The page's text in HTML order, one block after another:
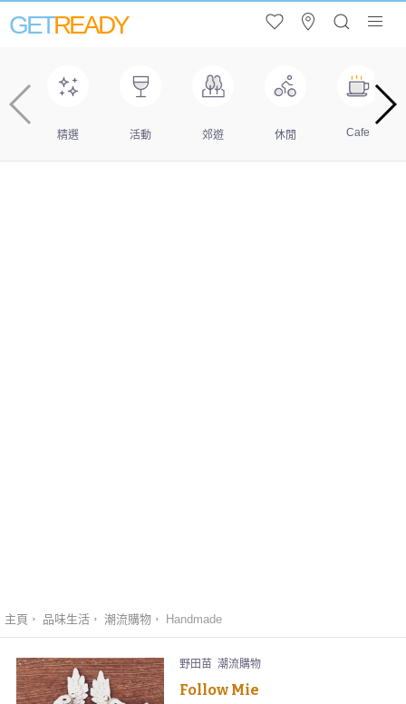
GETREADY
精選 活動 郊遊 休閒 Cafe
主頁 品味生活 潮流購物 Handmade
野田苗 潮流購物
Follow Mie